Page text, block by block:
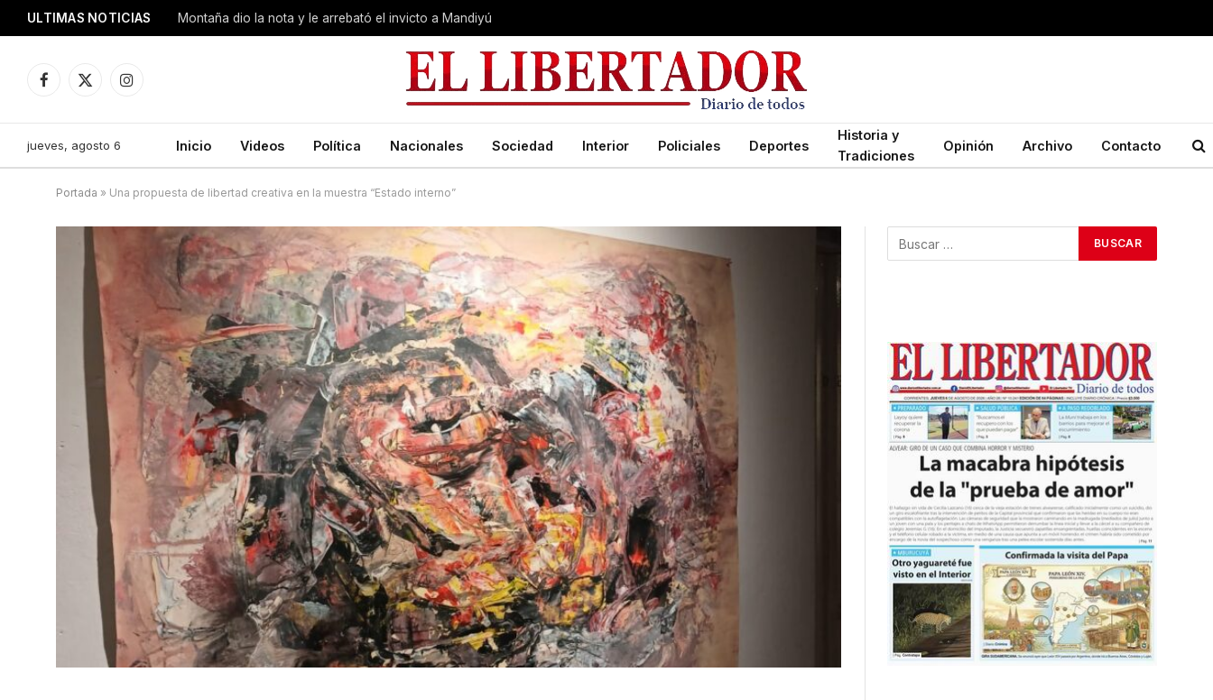
ULTIMAS NOTICIAS Montaña dio la nota y le arrebató el invicto a Mandiyú
Facebook
X
Instagram
jueves, agosto 6 Inicio Videos Política Nacionales Sociedad Interior Policiales Deportes
Historia y
Tradiciones
Opinión Archivo Contacto
Portada » Una propuesta de libertad creativa en la muestra “Estado interno”